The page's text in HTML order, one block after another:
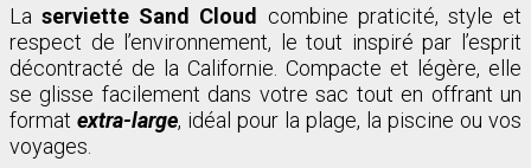
Laserviette Sand Cloud
combine praticité, style et
respect de l’environnement, le tout inspiré par l’esprit
décontracté de la Californie. Compacte et légère, elle
se glisse facilement dans votre sac tout en offrant un
format extra-large, idéal pour la plage, la piscine ou vos
voyages.